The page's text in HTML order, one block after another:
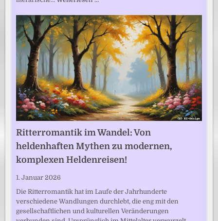
Ritterromantik im Wandel: Von
heldenhaften Mythen zu modernen,
komplexen Heldenreisen!
1. Januar 2026
Die Ritterromantik hat im Laufe der Jahrhunderte
verschiedene Wandlungen durchlebt, die eng mit den
gesellschaftlichen und kulturellen Veränderungen